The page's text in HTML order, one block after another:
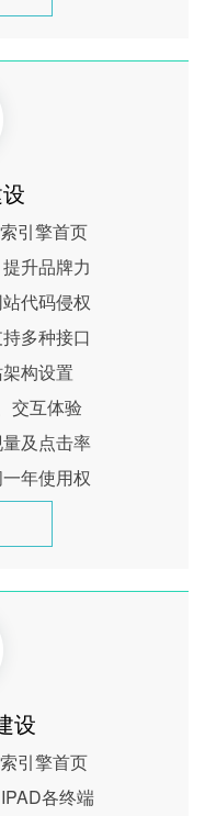
引擎首页
升品牌力
代码侵权
多种接口
构设置
交互体验
及点击率
年使用权
设
引擎首页
各终端